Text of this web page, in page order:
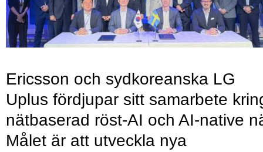
Ericsson och sydkoreanska LG
Uplus fördjupar sitt samarbete
nätbaserad röst-AI och AI-native
Målet är att utveckla nya